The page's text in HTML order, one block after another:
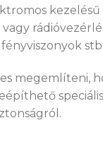
megemlíteni,